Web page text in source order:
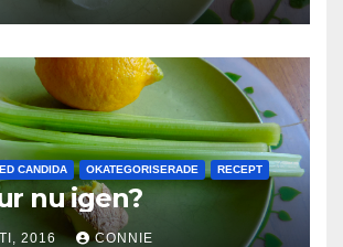
CANDIDA OKATEGORISERADE RECEPT
nu igen?
2016 CONNIE